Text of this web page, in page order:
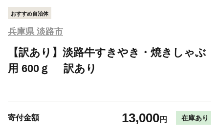
おすすめ自治体
兵庫県 淡路市
【訳あり】淡路牛すきやき・焼きしゃぶ
用 600ｇ 訳あり
寄付金額 13,000円 在庫あり